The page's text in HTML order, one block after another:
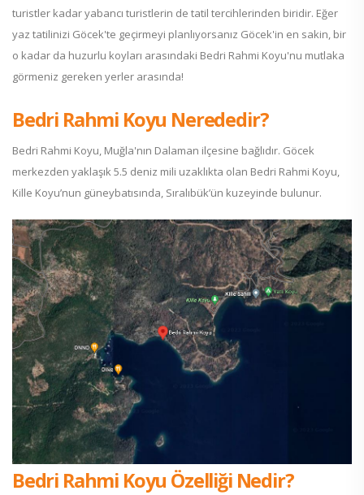
turistler kadar yabancı turistlerin de tatil tercihlerinden biridir. Eğer
yaz tatilinizi Göcek'te geçirmeyi planlıyorsanız Göcek'in en sakin, bir
o kadar da huzurlu koyları arasındaki Bedri Rahmi Koyu'nu mutlaka
görmeniz gereken yerler arasında!
Bedri Rahmi Koyu Nerededir?
Bedri Rahmi Koyu, Muğla'nın Dalaman ilçesine bağlıdır. Göcek
merkezden yaklaşık 5.5 deniz mili uzaklıkta olan Bedri Rahmi Koyu,
Kille Koyu’nun güneybatısında, Sıralıbük’ün kuzeyinde bulunur.
Bedri Rahmi Koyu Özelliği Nedir?